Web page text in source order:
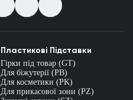
Пластикові Підставки
Гірки під товар (GT)
Для біжутерії (PB)
Для косметики (PK)
Для прикасової зони (PZ)